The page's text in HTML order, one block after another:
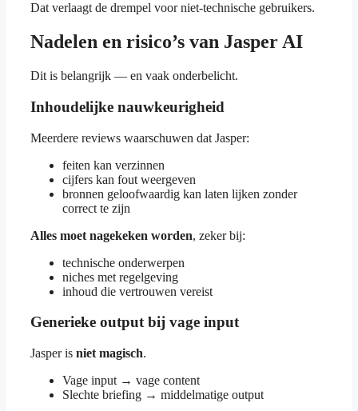
Dat verlaagt de drempel voor niet-technische gebruikers.
Nadelen en risico’s van Jasper AI
Dit is belangrijk — en vaak onderbelicht.
Inhoudelijke nauwkeurigheid
Meerdere reviews waarschuwen dat Jasper:
feiten kan verzinnen
cijfers kan fout weergeven
bronnen geloofwaardig kan laten lijken zonder
correct te zijn
Alles moet nagekeken worden, zeker bij:
technische onderwerpen
niches met regelgeving
inhoud die vertrouwen vereist
Generieke output bij vage input
Jasper is niet magisch.
Vage input → vage content
Slechte briefing → middelmatige output